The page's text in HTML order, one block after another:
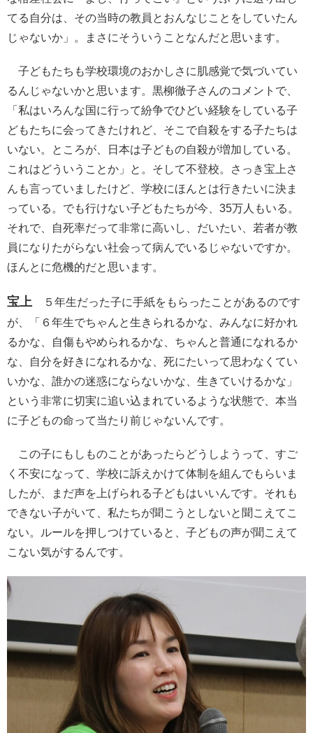
てる自分は、その当時の教員とおんなじことをしていたん
じゃないか」。まさにそういうことなんだと思います。
子どもたちも学校環境のおかしさに肌感覚で気づいてい
るんじゃないかと思います。黒柳徹子さんのコメントで、
「私はいろんな国に行って紛争でひどい経験をしている子
どもたちに会ってきたけれど、そこで自殺をする子たちは
いない。ところが、日本は子どもの自殺が増加している。
これはどういうことか」と。そして不登校。さっき宝上さ
んも言っていましたけど、学校にほんとは行きたいに決ま
っている。でも行けない子どもたちが今、35万人もいる。
それで、自死率だって非常に高いし、だいたい、若者が教
員になりたがらない社会って病んでいるじゃないですか。
ほんとに危機的だと思います。
宝上 ５年生だった子に手紙をもらったことがあるのです
が、「６年生でちゃんと生きられるかな、みんなに好かれ
るかな、自傷もやめられるかな、ちゃんと普通になれるか
な、自分を好きになれるかな、死にたいって思わなくてい
いかな、誰かの迷惑にならないかな、生きていけるかな」
という非常に切実に追い込まれているような状態で、本当
に子どもの命って当たり前じゃないんです。
この子にもしものことがあったらどうしようって、すご
く不安になって、学校に訴えかけて体制を組んでもらいま
したが、まだ声を上げられる子どもはいいんです。それも
できない子がいて、私たちが聞こうとしないと聞こえてこ
ない。ルールを押しつけていると、子どもの声が聞こえて
こない気がするんです。